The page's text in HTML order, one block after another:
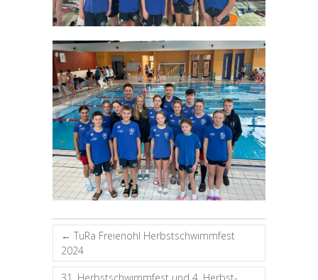
← TuRa Freienohl Herbstschwimmfest
2024